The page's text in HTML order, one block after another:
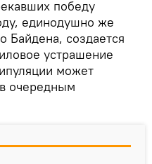
победу
единодушно же
Байдена, создается
устрашение
может
очередным